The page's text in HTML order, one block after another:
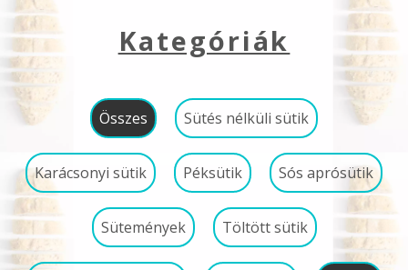
Kategóriák
Összes Sütés nélküli sütik
Karácsonyi sütik Péksütik Sós aprósütik
Sütemények Töltött sütik